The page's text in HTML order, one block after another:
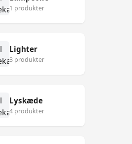
1 produkter
Lighter
3 produkter
Lyskæde
4 produkter